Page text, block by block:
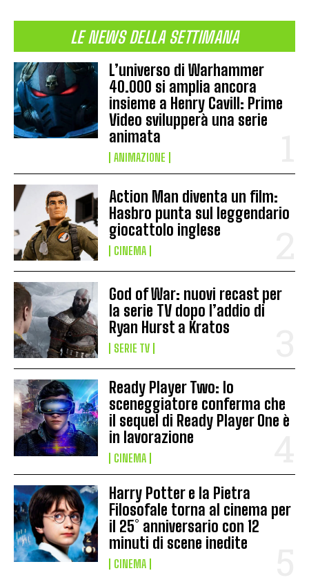
LE NEWS DELLA SETTIMANA
L’universo di Warhammer
40.000 si amplia ancora
insieme a Henry Cavill: Prime
Video svilupperà una serie
animata
ANIMAZIONE
Action Man diventa un film:
Hasbro punta sul leggendario
giocattolo inglese
CINEMA
God of War: nuovi recast per
la serie TV dopo l’addio di
Ryan Hurst a Kratos
SERIE TV
Ready Player Two: lo
sceneggiatore conferma che
il sequel di Ready Player One è
in lavorazione
CINEMA
Harry Potter e la Pietra
Filosofale torna al cinema per
il 25° anniversario con 12
minuti di scene inedite
CINEMA